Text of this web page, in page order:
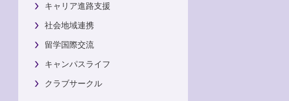
キャリア進路支援
社会地域連携
留学国際交流
キャンパスライフ
クラブサークル